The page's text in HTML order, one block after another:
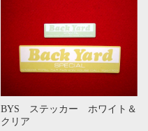
BYS ステッカー ホワイト＆
クリア